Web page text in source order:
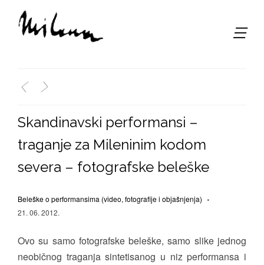
,
< >
Skandinavski performansi –
traganje za Mileninim kodom
severa – fotografske beleške
Beleške o performansima (video, fotografije i objašnjenja)
21. 06. 2012.
Ovo su samo fotografske beleške, samo slike jednog
neobičnog traganja sintetisanog u niz performansa i